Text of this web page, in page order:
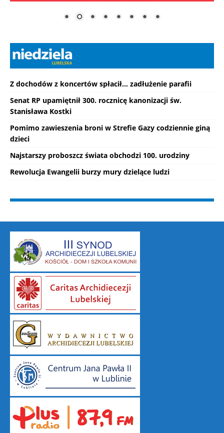
Z dochodów z koncertów spłacił... zadłużenie parafii
Senat RP upamiętnił 300. rocznicę kanonizacji św.
Stanisława Kostki
Pomimo zawieszenia broni w Strefie Gazy codziennie giną
dzieci
Najstarszy proboszcz świata obchodzi 100. urodziny
Rewolucja Ewangelii burzy mury dzielące ludzi